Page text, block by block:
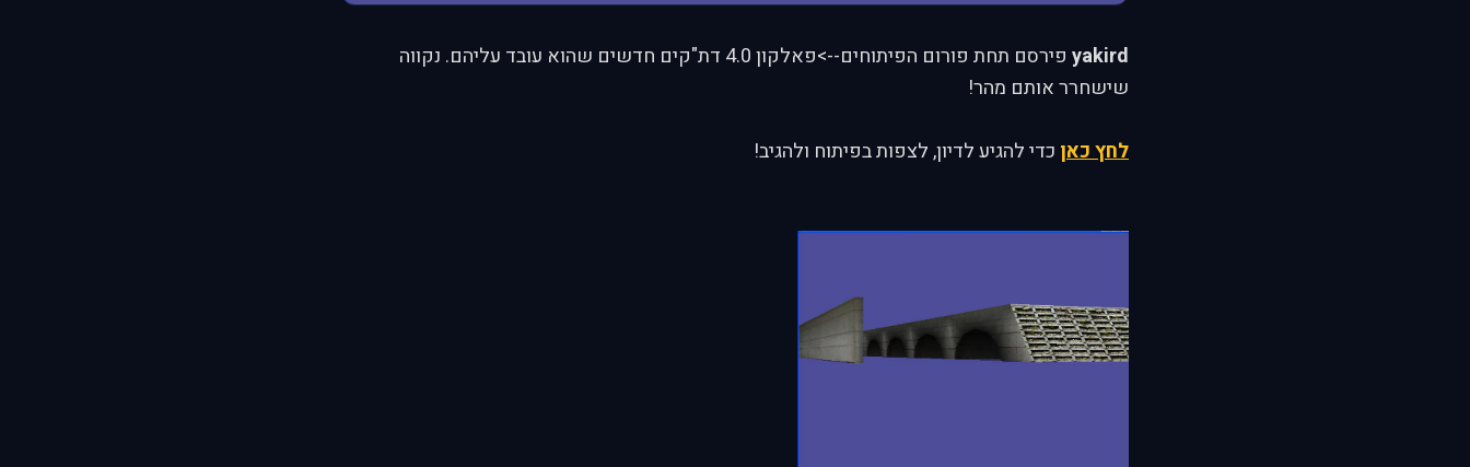
yakird
פירסם תחת פורום הפיתוחים-->פאלקון 4.0 דת"קים חדשים שהוא עובד עליהם. נקווה
שישחרר אותם מהר!
לחץ כאן כדי להגיע לדיון, לצפות בפיתוח ולהגיב!